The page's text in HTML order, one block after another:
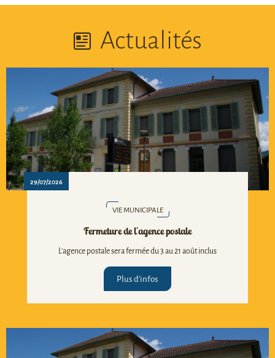
Actualités
29/07/2026
VIE MUNICIPALE
Fermeture de l'agence postale
L'agence postale sera fermée du 3 au 21 août inclus
Plus d'infos